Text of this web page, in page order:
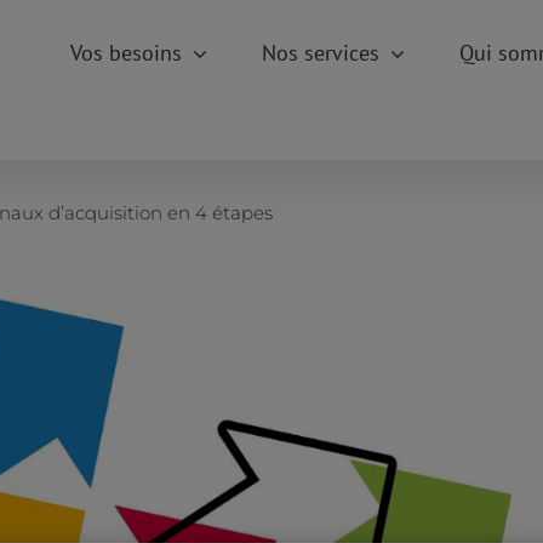
Vos besoins Nos services Qui
d’acquisition en 4 étapes